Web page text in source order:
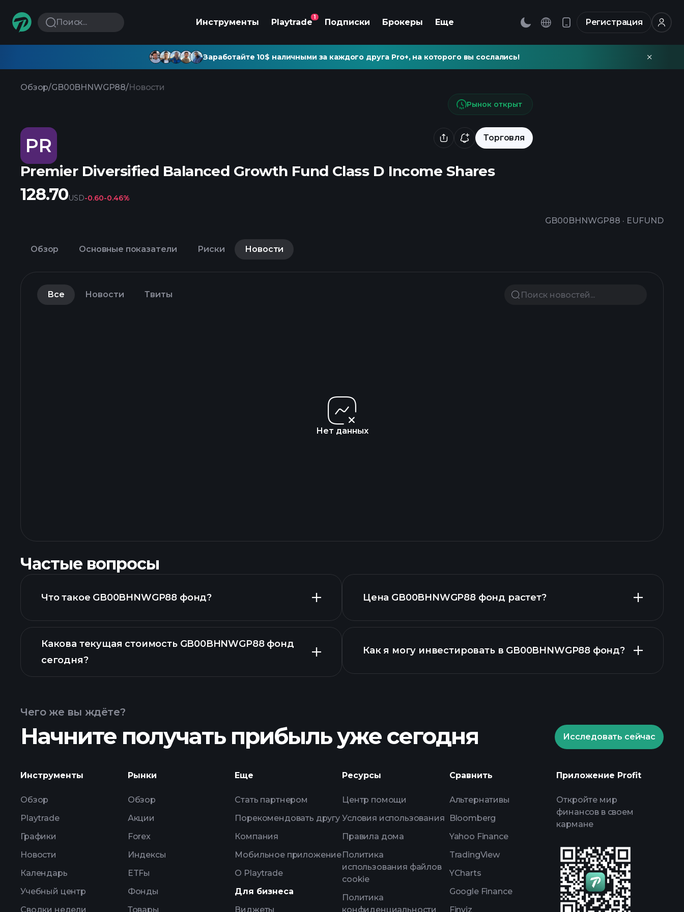
Поиск... Инструменты Playtrade
1
Подписки Брокеры Еще Регистрация
Заработайте 10$ наличными за каждого друга Pro+, на которого вы сослались!
Обзор/GB00BHNWGP88/Новости
PR Торговля
Premier Diversified Balanced Growth Fund Class D Income Shares
GB00BHNWGP88 · EUFUND
Рынок открыт
128.70USD-0.60-0.46%
Обзор Основные показатели Риски Новости
Все Новости Твиты
Нет данных
Частые вопросы
Что такое GB00BHNWGP88 фонд?
Какова текущая стоимость GB00BHNWGP88 фонд
сегодня?
расширенной диаграмме
Цена GB00BHNWGP88 фонд растет?
диаграмме
Как я могу инвестировать в GB00BHNWGP88 фонд?
рекомендуемого брокера
Чего же вы ждёте?
Начните получать прибыль уже сегодня Исследовать сейчас
Инструменты
Обзор
Playtrade
Графики
Новости
Календарь
Учебный центр
Сводки недели
Рынки
Обзор
Акции
Forex
Индексы
ETFы
Фонды
Товары
Еще
Стать партнером
Порекомендовать другу
Компания
Мобильное приложение
О Playtrade
Для бизнеса
Виджеты
Ресурсы
Центр помощи
Условия использования
Правила дома
Политика
использования файлов
cookie
Политика
конфиденциальности
Сравнить
Альтернативы
Bloomberg
Yahoo Finance
TradingView
YCharts
Google Finance
Finviz
Приложение Profit
Откройте мир
финансов в своем
кармане